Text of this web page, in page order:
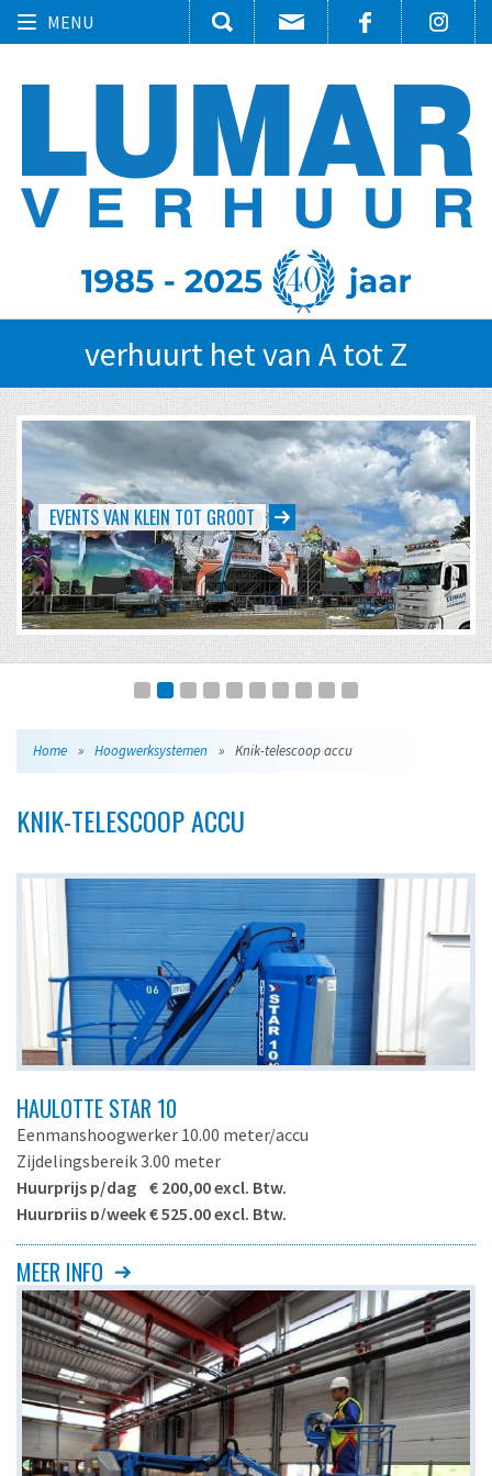
Toggle
MENU
verhuurt het van A tot Z
EVENTS VAN KLEIN TOT GROOT
Home » Hoogwerksystemen » Knik-telescoop accu
KNIK-TELESCOOP ACCU
HAULOTTE STAR 10
Eenmanshoogwerker 10.00 meter/accu
Zijdelingsbereik 3.00 meter
Huurprijs p/dag € 200,00 excl. Btw.
Huurprijs p/week € 525,00 excl. Btw.
- Zelfrijdend
- Met roterende jib
Haulotte Star 10
Maximale werkhoogte
10.00 meter
Maximale platformhoogte
8.00 meter
Zijdelingsbereik
3.00 meter
MEER INFO